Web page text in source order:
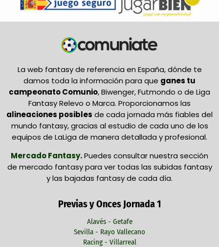
La web fantasy de referencia en España, dónde te
damos toda la información para que ganes tu
campeonato Comunio, Biwenger, Futmondo o de Liga
Fantasy Relevo o Marca. Proporcionamos las
alineaciones posibles de cada jornada más fiables del
mundo fantasy, gracias al estudio de cada uno de los
equipos de LaLiga de manera detallada y profesional.
Mercado Fantasy.Puedes consultar nuestra sección
de mercado fantasy para ver todas las subidas fantasy
y las bajadas fantasy de cada día.
Previas y Onces Jornada 1
Alavés - Getafe
Sevilla - Rayo Vallecano
Racing - Villarreal